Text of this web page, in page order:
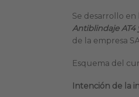
Se desarrollo en
Antiblindaje AT4
de la empresa
Esquema del
Intención de la